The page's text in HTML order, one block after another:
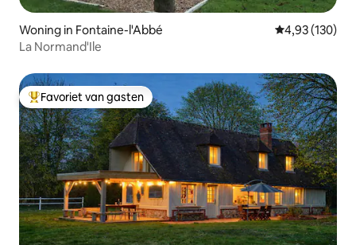
Woning in Fontaine-l'Abbé Gemiddelde
4,93 (130)
La Normand'Ile
Topfavoriet van gasten
Favoriet van gasten